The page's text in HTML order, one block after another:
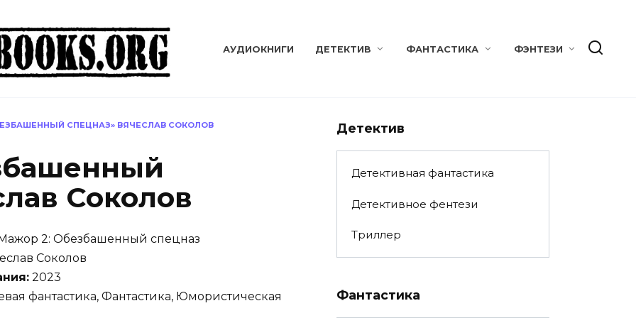
АУДИОКНИГИ ДЕТЕКТИВ ФАНТАСТИКА ФЭНТЕЗИ
СПЕЦНАЗ» ВЯЧЕСЛАВ СОКОЛОВ
Соколов
Мажор 2: Обезбашенный спецназ
Соколов
2023
фантастика, Фантастика, Юмористическая
Детектив
Детективная фантастика
Детективное фентези
Триллер
Фантастика